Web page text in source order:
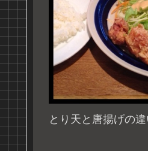
とり天と唐揚げの